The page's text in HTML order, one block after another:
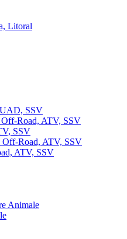
Litoral
SSV
Off-Road, ATV, SSV
SSV
Road, ATV, SSV
ATV, SSV
Animale